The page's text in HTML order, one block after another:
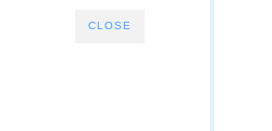
CLOSE